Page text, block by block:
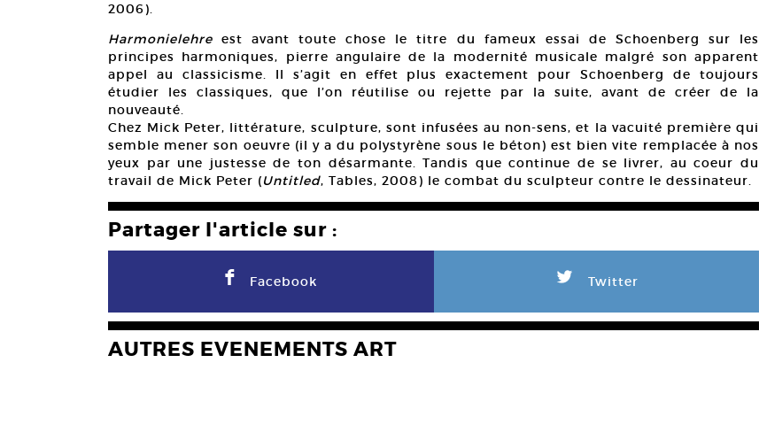
2006).
Harmonielehre est avant toute chose le titre du fameux essai de Schoenberg sur les
principes harmoniques, pierre angulaire de la modernité musicale malgré son apparent
appel au classicisme. Il s’agit en effet plus exactement pour Schoenberg de toujours
étudier les classiques, que l’on réutilise ou rejette par la suite, avant de créer de la
nouveauté.
Chez Mick Peter, littérature, sculpture, sont infusées au non-sens, et la vacuité première qui
semble mener son oeuvre (il y a du polystyrène sous le béton) est bien vite remplacée à nos
yeux par une justesse de ton désarmante. Tandis que continue de se livrer, au coeur du
travail de Mick Peter (Untitled, Tables, 2008) le combat du sculpteur contre le dessinateur.
Partager l'article sur :
F Facebook L Twitter
AUTRES EVENEMENTS ART